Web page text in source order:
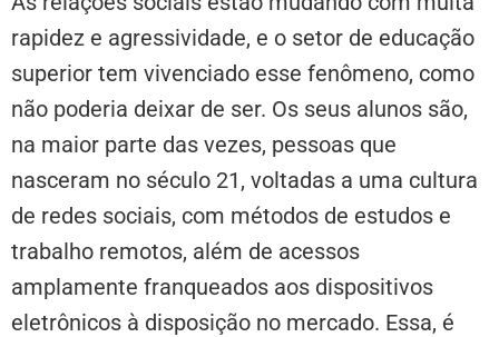
rapidez e agressividade, e o setor de educação
superior tem vivenciado esse fenômeno, como
não poderia deixar de ser. Os seus alunos são,
na maior parte das vezes, pessoas que
nasceram no século 21, voltadas a uma cultura
de redes sociais, com métodos de estudos e
trabalho remotos, além de acessos
amplamente franqueados aos dispositivos
eletrônicos à disposição no mercado. Essa, é